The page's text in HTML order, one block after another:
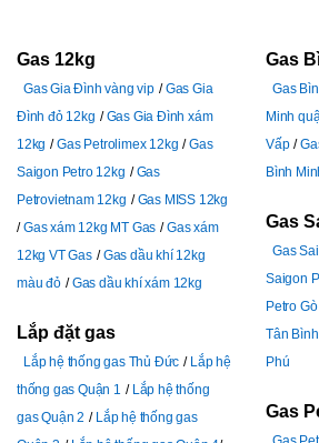
Gas 12kg
Gas Gia Đình vàng vip
Gas Gia
Đình đỏ 12kg
Gas Gia Đình xám
12kg
Gas Petrolimex 12kg
Gas
Saigon Petro 12kg
Gas
Petrovietnam 12kg
Gas MISS 12kg
Gas xám 12kg MT Gas
Gas xám
12kg VT Gas
Gas dầu khí 12kg
màu đỏ
Gas dầu khí xám 12kg
Lắp đặt gas
Lắp hệ thống gas Thủ Đức
Lắp hệ
thống gas Quận 1
Lắp hệ thống
gas Quận 2
Lắp hệ thống gas
Gas
Gas
Minh
Vấp
Bình
Gas
Gas
Saigon
Petro
Tân Bình
Phú
Gas